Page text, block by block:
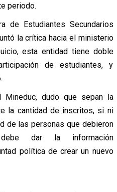
periodo.
de Estudiantes Secundarios
la crítica hacia el ministerio
esta entidad tiene doble
de estudiantes, y
Mineduc, dudo que sepan la
la cantidad de inscritos, si ni
de las personas que debieron
dar la información
política de crear un nuevo